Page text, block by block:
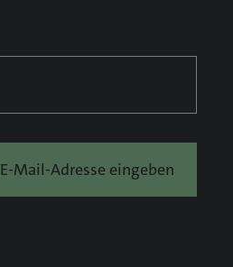
E-Mail-Adresse eingeben